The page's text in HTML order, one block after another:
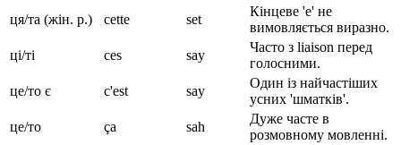
ця/та (жін. р.)
cette set
Кінцеве 'e' не
вимовляється виразно.
ці/ті
ces say
Часто з liaison перед
голосними.
це/то є
c'est say
Один із найчастіших
усних 'шматків'.
це/то
ça sah
Дуже часте в
розмовному мовленні.